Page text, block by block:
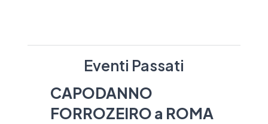
Eventi Passati
CAPODANNO
FORROZEIRO a ROMA